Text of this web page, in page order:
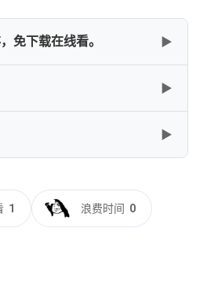
免下载在线看。 ▶
德鲁纳酒店][2019]
单集3G]
▶
▶
TVING
1 浪费时间 0